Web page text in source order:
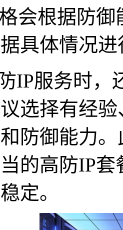
会根据防
具体情况
IP服务时，
选择有经
防御能力
的高防IP
定。